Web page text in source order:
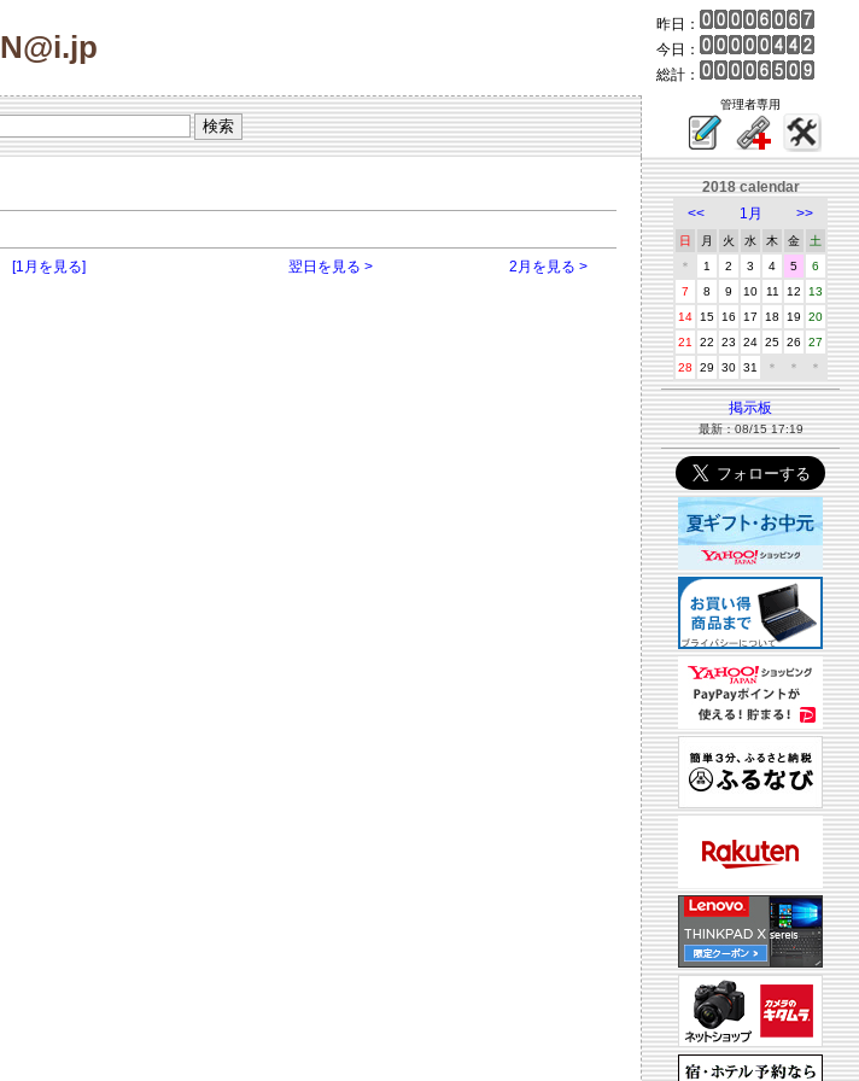
N@i.jp
昨日：
今日：
総計：
管理者専用
[1月を見る] 翌日を見る > 2月を見る >
2018 calendar
<<
1月 >>
日 月 火 水 木 金
土
＊
1 2 3 4 5
6
7
8 9 10 11 12
13
14
15 16 17 18 19
20
21
22 23 24 25 26
27
28
29 30 31 ＊ ＊ ＊
掲示板
最新：08/15 17:19